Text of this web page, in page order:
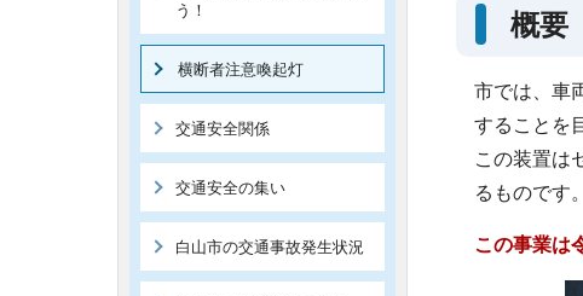
概要
市では、車
することを
この装置は
るものです。
この事業は
う！
横断者注意喚起灯
交通安全関係
交通安全の集い
白山市の交通事故発生状況